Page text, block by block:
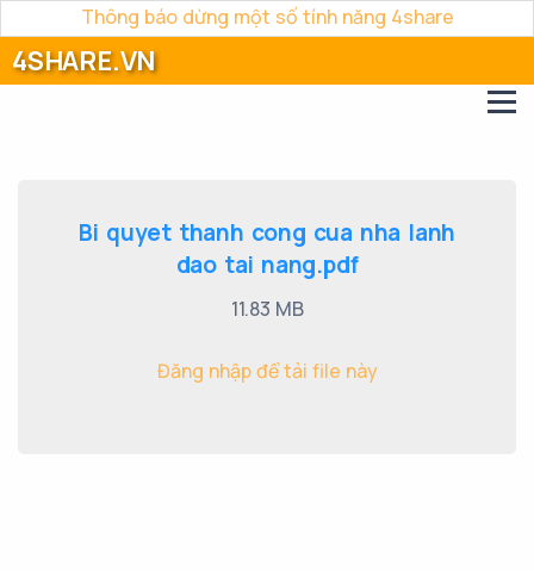
Thông báo dừng một số tính năng 4share
4SHARE.VN
Bi quyet thanh cong cua nha lanh
dao tai nang.pdf
11.83 MB
Đăng nhập để tải file này